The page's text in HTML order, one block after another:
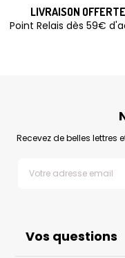
LIVRAISON OFFERTE
Point Relais dès 59€
Vos questions
Recevez de belles lettres